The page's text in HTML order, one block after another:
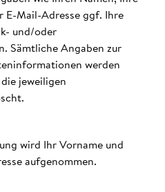
E-Mail-Adresse ggf. Ihre
und/oder
Sämtliche Angaben zur
werden
jeweiligen
wird Ihr Vorname und
aufgenommen.